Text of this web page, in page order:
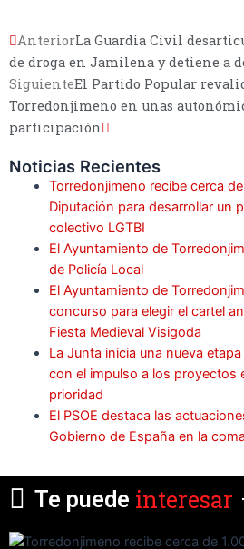
AnteriorLa Guardia Civil
de droga en Jamilena y detiene a
SiguienteEl Partido Popular
Torredonjimeno en unas
participación
Noticias Recientes
Torredonjimeno recibe cerca
Diputación para desarrollar un
colectivo LGTBI
El Ayuntamiento de
de Policía Local
El Ayuntamiento de
concurso para elegir el cartel
Fiesta Medieval Visigoda
La Junta inicia una nueva
con el impulso a los proyectos
prioridad
El PSOE destaca las
Gobierno de España en la
Te puede interesar